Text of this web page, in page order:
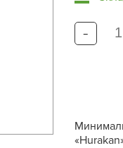
-